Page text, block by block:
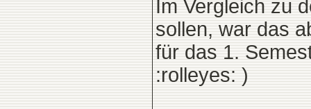
Im Vergleich zu
sollen, war das
für das 1.
:rolleyes: )